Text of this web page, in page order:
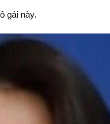
gái này.